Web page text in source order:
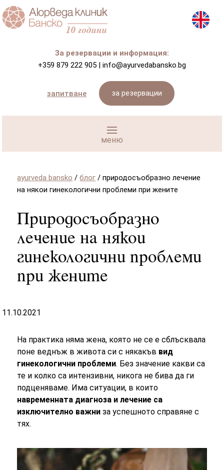
За резервации и информация:
+359 879 222 905 | info@ayurvedabansko.bg
запитване за резервации
ayurveda bansko /блог /природосъобразно лечение
на някои гинекологични проблеми при жените
Природосъобразно
лечение на някои
гинекологични проблеми
при жените
11.10.2021
На практика няма жена, която не се е сблъсквала
поне веднъж в живота си с някакъв вид
гинекологични проблеми. Без значение какви са
те и колко са интензивни, никога не бива да ги
подценяваме. Има ситуации, в които
навременната диагноза и лечение са
изключително важни за успешното справяне с
тях.